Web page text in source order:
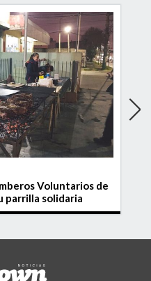
Voluntarios de
parrilla solidaria